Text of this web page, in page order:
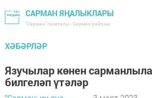
САРМАН ЯҢАЛЫКЛАРЫ
"Сарман" газетасы - Сарман районы
ХӘБӘРЛӘР
Язучылар көнен
билгеләп үтәләр